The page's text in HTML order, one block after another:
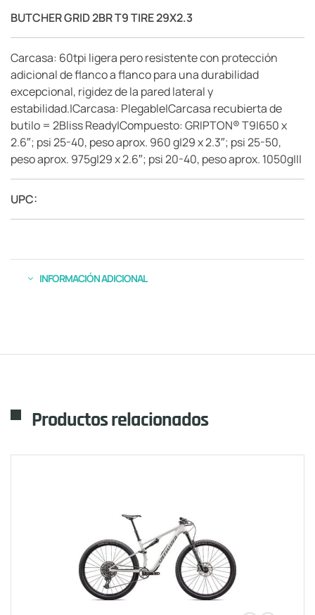
BUTCHER GRID 2BR T9 TIRE 29X2.3
Carcasa: 60tpi ligera pero resistente con protección
adicional de flanco a flanco para una durabilidad
excepcional, rigidez de la pared lateral y
estabilidad.|Carcasa: Plegable|Carcasa recubierta de
butilo = 2Bliss Ready|Compuesto: GRIPTON® T9|650 x
2.6″; psi 25-40, peso aprox. 960 g|29 x 2.3″; psi 25-50,
peso aprox. 975g|29 x 2.6″; psi 20-40, peso aprox. 1050g|||
UPC:
INFORMACIÓN ADICIONAL
Productos relacionados